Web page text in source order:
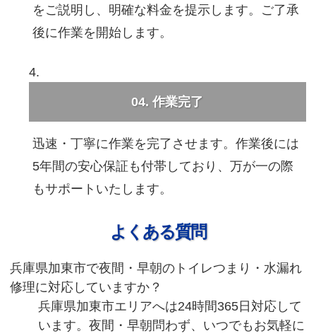
をご説明し、明確な料金を提示します。ご了承
後に作業を開始します。
04. 作業完了
迅速・丁寧に作業を完了させます。作業後には
5年間の安心保証も付帯しており、万が一の際
もサポートいたします。
よくある質問
兵庫県加東市で夜間・早朝のトイレつまり・水漏れ
修理に対応していますか？
兵庫県加東市エリアへは24時間365日対応して
います。夜間・早朝問わず、いつでもお気軽に